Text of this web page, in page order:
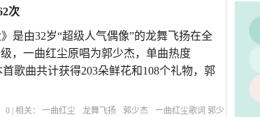
次
是由32岁“超级人气偶像”的龙舞飞扬在全
，一曲红尘原唱为郭少杰，单曲热度
首歌曲共计获得203朵鲜花和108个礼物，郭
0 | 相关： 一曲红尘 龙舞飞扬 郭少杰
一曲红尘歌词 郭少